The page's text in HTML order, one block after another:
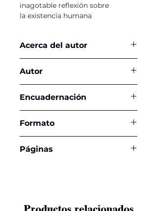
inagotable reflexión sobre
la existencia humana
Acerca del autor
Autor
Encuadernación
Formato
Páginas
Productos relacionados